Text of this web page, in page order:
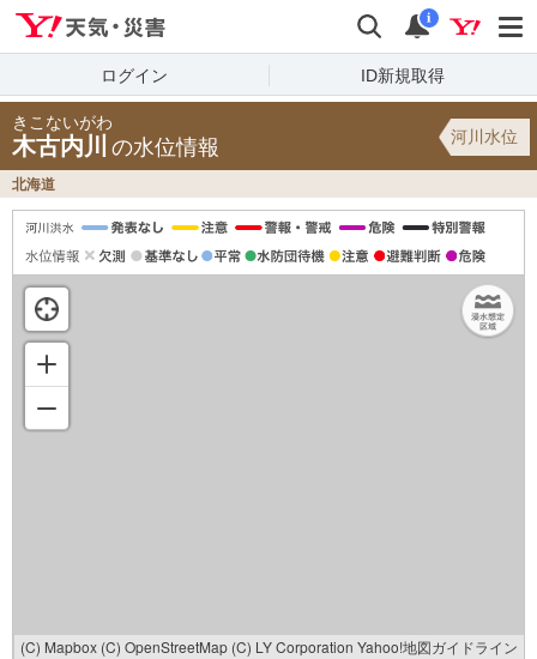
検索 通知
i
ログイン ID新規取得
きこないがわ
木古内川 の水位情報 河川水位
北海道
(C) Mapbox (C) OpenStreetMap (C) LY Corporation Yahoo!地図ガイドライン